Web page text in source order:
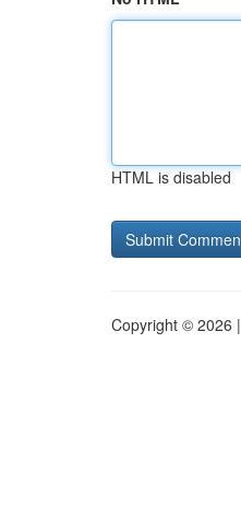
HTML is disabled
Copyright © 2026 |